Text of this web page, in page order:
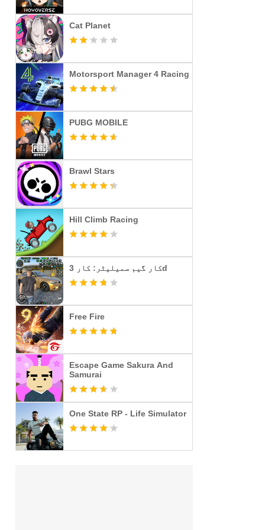
Cat Planet
Motorsport Manager 4 Racing
PUBG MOBILE
Brawl Stars
Hill Climb Racing
کار گیم سمیلیٹر: کار 3d
Free Fire
Escape Game Sakura And
Samurai
One State RP - Life Simulator